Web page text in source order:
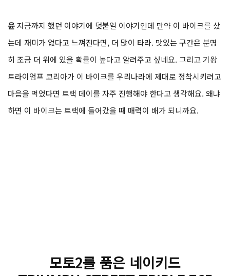
제할 수 없다는 것이요. 요즘 스포츠 바이크들은 되게 당연하다는 듯
이 리어 브레이크 ABS 개입을 해제할 수 있잖아요. 소프트웨어 부
분이니 업데이트를 통해서라도 가능해지면 좋겠어요.
윤지금까지 했던 이야기에 덧붙일 이야기인데 만약 이 바이크를 샀
는데 재미가 없다고 느껴진다면, 더 많이 타라. 맛있는 구간은 분명